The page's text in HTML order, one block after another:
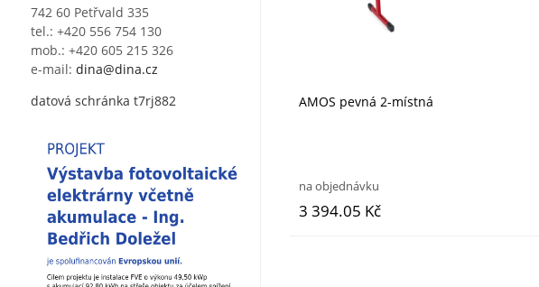
742 60 Petřvald 335
tel.: +420 556 754 130
mob.: +420 605 215 326
e-mail: dina@dina.cz
datová schránka t7rj882
AMOS pevná 2-místná
na objednávku
3 394.05 Kč